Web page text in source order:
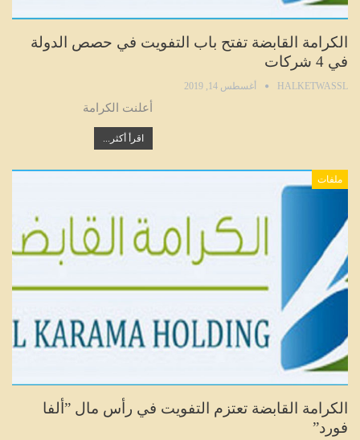
الكرامة القابضة تفتح باب التفويت في حصص الدولة
في 4 شركات
HALKETWASSL أغسطس 14, 2019
أعلنت الكرامة
اقرأ أكثر...
ملفات
الكرامة القابضة تعتزم التفويت في رأس مال ”ألفا
فورد”